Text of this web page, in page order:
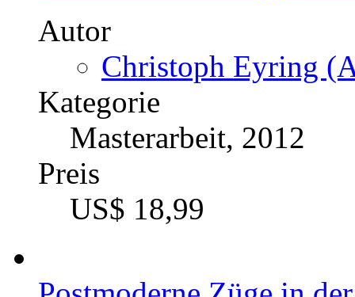
Autor
Christoph Eyring
Kategorie
Masterarbeit, 2012
Preis
US$ 18,99